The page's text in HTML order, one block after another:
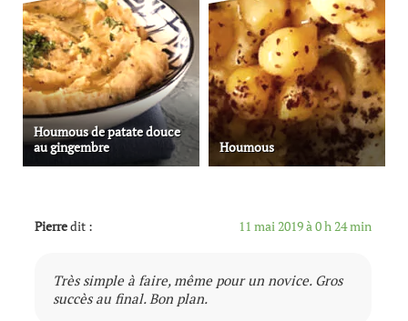
Houmous de patate douce
au gingembre
Houmous
Pierredit : 11 mai 2019 à 0 h 24 min
Très simple à faire, même pour un novice. Gros
succès au final. Bon plan.